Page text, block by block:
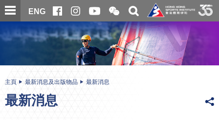
跳
至
內
ENG
開
合
微
信
二
維
碼
關
搜
尋
内
主頁 最新消息及出版物品 最新消息
最新消息